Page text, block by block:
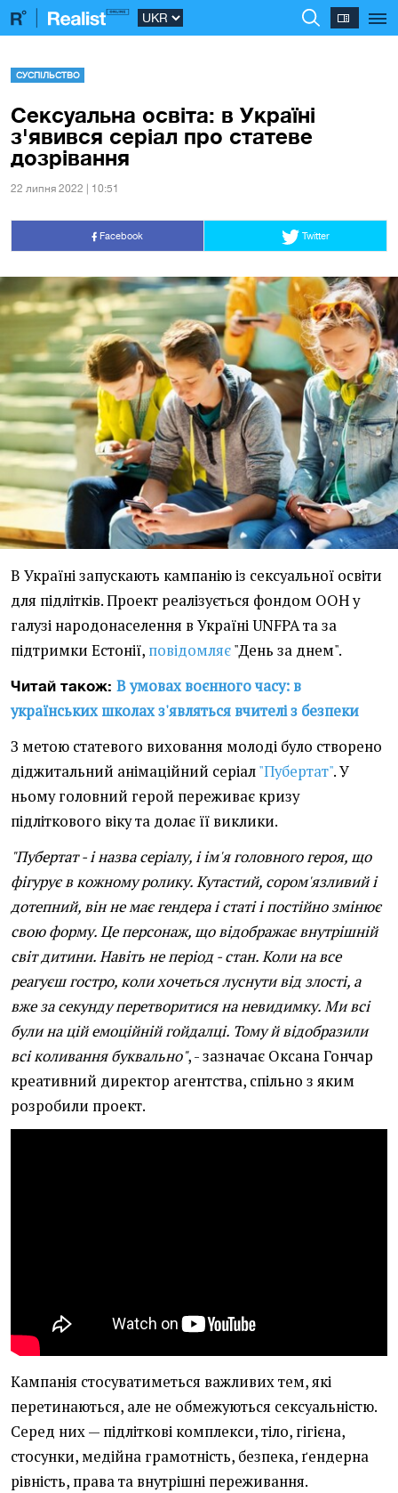
СУСПІЛЬСТВО
Сексуальна освіта: в Україні
з'явився серіал про статеве
дозрівання
22 липня 2022 | 10:51
Facebook Twitter
В Україні запускають кампанію із сексуальної освіти
для підлітків. Проект реалізується фондом ООН у
галузі народонаселення в Україні UNFPA та за
підтримки Естонії, повідомляє"День за днем".
Читай також: В умовах воєнного часу: в
українських школах з'являться вчителі з безпеки
З метою статевого виховання молоді було створено
діджитальний анімаційний серіал"Пубертат". У
ньому головний герой переживає кризу
підліткового віку та долає її виклики.
"Пубертат - і назва серіалу, і ім'я головного героя, що
фігурує в кожному ролику. Кутастий, сором'язливий і
дотепний, він не має гендера і статі і постійно змінює
свою форму. Це персонаж, що відображає внутрішній
світ дитини. Навіть не період - стан. Коли на все
реагуєш гостро, коли хочеться луснути від злості, а
вже за секунду перетворитися на невидимку. Ми всі
були на цій емоційній гойдалці. Тому й відобразили
всі коливання буквально", - зазначає Оксана Гончар
креативний директор агентства, спільно з яким
розробили проект.
Кампанія стосуватиметься важливих тем, які
перетинаються, але не обмежуються сексуальністю.
Серед них — підліткові комплекси, тіло, гігієна,
стосунки, медійна грамотність, безпека, ґендерна
рівність, права та внутрішні переживання.